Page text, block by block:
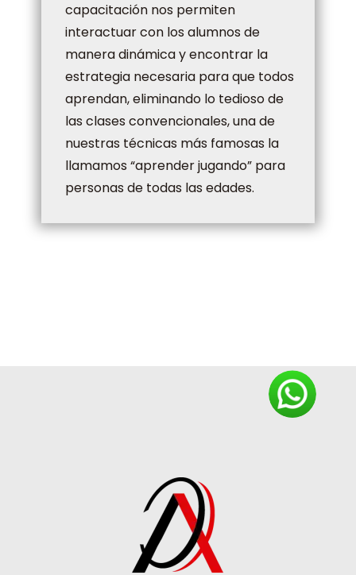
capacitación nos permiten
interactuar con los alumnos de
manera dinámica y encontrar la
estrategia necesaria para que todos
aprendan, eliminando lo tedioso de
las clases convencionales, una de
nuestras técnicas más famosas la
llamamos “aprender jugando” para
personas de todas las edades.